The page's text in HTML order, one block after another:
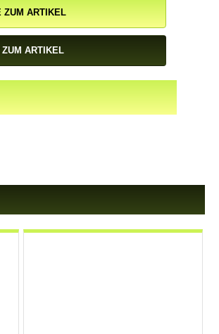
ZUM ARTIKEL
ZUM ARTIKEL